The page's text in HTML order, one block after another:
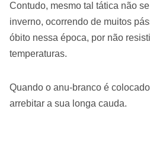
Contudo, mesmo tal tática não
inverno, ocorrendo de muitos
óbito nessa época, por não
temperaturas.
Quando o anu-branco é
arrebitar a sua longa cauda.